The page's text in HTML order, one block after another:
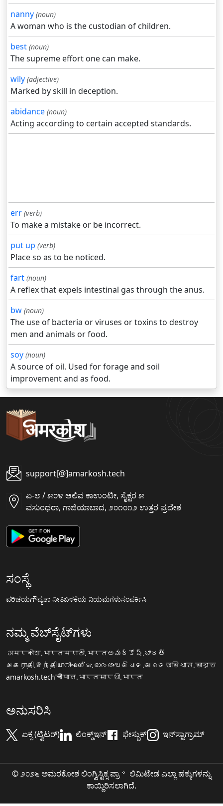
nanny (noun)
A woman who is the custodian of children.
best (noun)
The supreme effort one can make.
wily (adjective)
Marked by skill in deception.
abidance (noun)
Acting according to certain accepted standards.
err (verb)
To make a mistake or be incorrect.
put up (verb)
Place so as to be noticed.
fart (noun)
A reflex that expels intestinal gas through the anus.
bw (noun)
The use of bacteria or viruses or toxins to destroy
men and animals or food.
soy (noun)
A source of oil. Used for forage and soil
improvement and as food.
support[@]amarkosh.tech
ಏ-೮ / ೫೦೪ ಆಲಿವ ಕಾಉಂಟೀ, ಸೈಕ್ಟರ ೫
ವಸುಂಧರಾ, ಗಾಜಿಯಾಬಾದ, ೨೦೧೦೧೨ ಉತ್ತರ ಪ್ರದೇಶ
ಸಂಸ್ಥೆ
ಪರಿಚಯಗೌಪ್ಯತಾ ನೀತಿಬಳಕೆಯ ನಿಯಮಗಳುಸಂಪರ್ಕಿಸಿ
ನಮ್ಮ ವೆಬ್‌ಸೈಟ್‌ಗಳು
अमरकोश.भारतमराठी.भारतఅమర్కోష్.భారత్
அகராதி.இந்தியாനിഘണ്ടു.ഭാരതംଅଭିଧାନ.ଭାରତ অভিধান.ভারত
amarkosh.techचौपाल.भारतसारथी.भारत
ಅನುಸರಿಸಿ
ಏಕ್ಸ (ಟ್ವಿಟರ್) ಲಿಂಕ್ಡ್‌ಇನ್ ಫೇಸ್ಬುಕ್ ಇನ್‌ಸ್ಟಾಗ್ರಾಮ್
© ೨೦೨೬ ಅಮರಕೋಶ ಲಿಂಗ್ವಿಸ್ಟಿಕ್ಸ ಪ್ರಾ॰ ಲಿಮಿಟೇಡ ಎಲ್ಲಾ ಹಕ್ಕುಗಳನ್ನು
ಕಾಯ್ದಿರಿಸಲಾಗಿದೆ.